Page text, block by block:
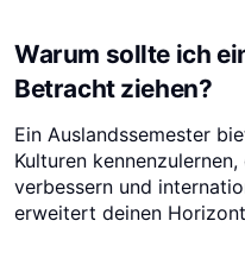
Warum sollte ich
Betracht ziehen?
Ein Auslandssemester
Kulturen
verbessern und
erweitert deinen